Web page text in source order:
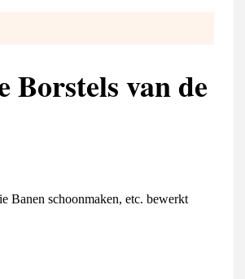
Borstels van de
Banen schoonmaken, etc. bewerkt